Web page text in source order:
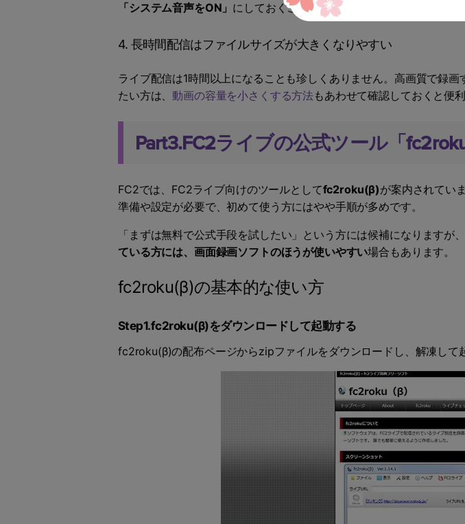
「システム音声をON」 にしておくことが大切です。
4. 長時間配信はファイルサイズが大きくなりやすい
ライブ配信は1時間以上になることも珍しくありません。高画質で録
たい方は、動画の容量を小さくする方法もあわせて確認しておくと便利
Part3.FC2ライブの公式ツール「
FC2では、FC2ライブ向けのツールとしてfc2roku(β)が案内されてい
準備や設定が必要で、初めて使う方にはやや手順が多めです。
「まずは無料で公式手段を試したい」という方には候補になりますが、
ている方には、画面録画ソフトのほうが使いやすい場合もあります。
fc2roku(β)の基本的な使い方
Step1.fc2roku(β)をダウンロードして起動する
fc2roku(β)の配布ページからzipファイルをダウンロードし、解凍して